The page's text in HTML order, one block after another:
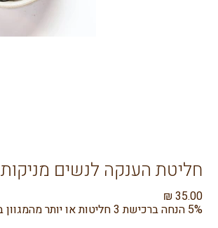
חליטת הענקה לנשים מניקות
מחיר ‏35.00 ‏₪
5% הנחה ברכישת 3 חליטות או יותר מהמגוון באתר